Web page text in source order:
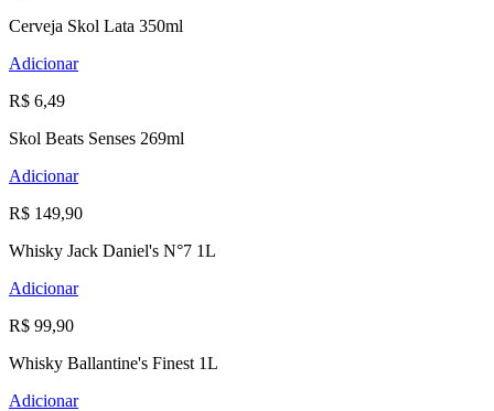
Cerveja Skol Lata 350ml
Adicionar
R$ 6,49
Skol Beats Senses 269ml
Adicionar
R$ 149,90
Whisky Jack Daniel's N°7 1L
Adicionar
R$ 99,90
Whisky Ballantine's Finest 1L
Adicionar